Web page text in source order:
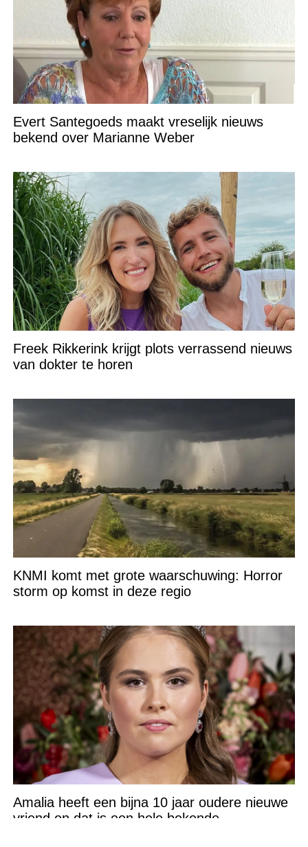
Evert Santegoeds maakt vreselijk nieuws
bekend over Marianne Weber
Freek Rikkerink krijgt plots verrassend nieuws
van dokter te horen
KNMI komt met grote waarschuwing: Horror
storm op komst in deze regio
Amalia heeft een bijna 10 jaar oudere nieuwe
vriend en dat is een hele bekende